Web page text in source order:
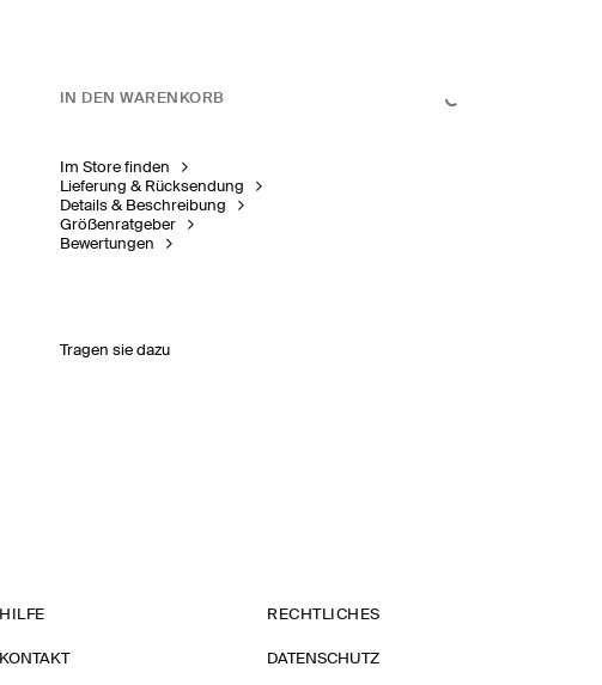
IN DEN WARENKORB
Im Store finden
Lieferung & Rücksendung
Details & Beschreibung
Größenratgeber
Bewertungen
Tragen sie dazu
HILFE
KONTAKT
RECHTLICHES
DATENSCHUTZ